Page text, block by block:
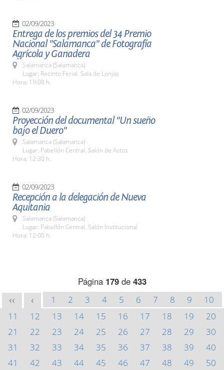
02/09/2023
Entrega de los premios del 34 Premio
Nacional "Salamanca" de Fotografía
Agrícola y Ganadera
Salamanca (Salamanca)
Lugar: Recinto Ferial. Sala de Lonjas
Hora: 19:00 h.
02/09/2023
Proyección del documental "Un sueño
bajo el Duero"
Salamanca (Salamanca)
Lugar: Pabellón Central. Salón de Actos
Hora: 12:30 h.
02/09/2023
Recepción a la delegación de Nueva
Aquitania
Salamanca (Salamanca)
Lugar: Pabellón Central. Salón Institucional
Hora: 12:00 h.
Página 179de 433
<< < 1 2 3 4 5 6 7 8 9
10
11
12 13 14 15 16 17 18 19
20
21
22 23 24 25 26 27 28 29
30
31
32 33 34 35 36 37 38 39
40
41
42 43 44 45 46 47 48 49
50